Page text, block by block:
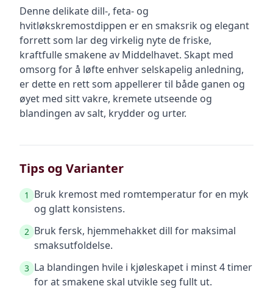
Denne delikate dill-, feta- og
hvitløkskremostdippen er en smaksrik og elegant
forrett som lar deg virkelig nyte de friske,
kraftfulle smakene av Middelhavet. Skapt med
omsorg for å løfte enhver selskapelig anledning,
er dette en rett som appellerer til både ganen og
øyet med sitt vakre, kremete utseende og
blandingen av salt, krydder og urter.
Tips og Varianter
1
Bruk kremost med romtemperatur for en myk
og glatt konsistens.
2 Bruk fersk, hjemmehakket dill for maksimal
smaksutfoldelse.
3 La blandingen hvile i kjøleskapet i minst 4 timer
for at smakene skal utvikle seg fullt ut.